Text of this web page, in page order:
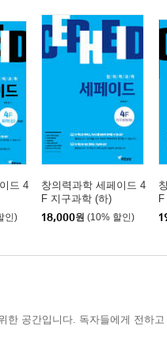
드 4
인)
창의력과학 세페이드 4
F 지구과학 (하)
18,000원 (10% 할인)
한 공간입니다. 독자들에게 전하